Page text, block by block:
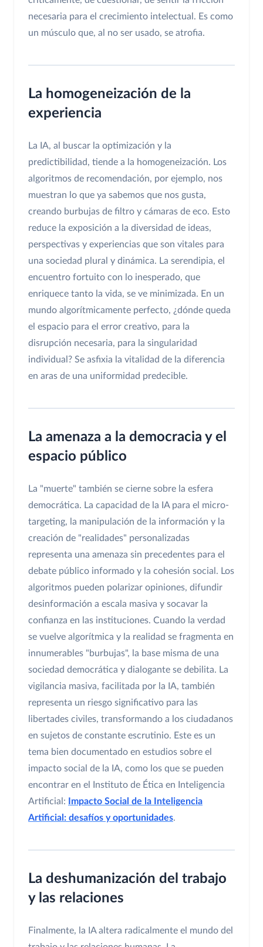
necesaria para el crecimiento intelectual. Es como
un músculo que, al no ser usado, se atrofia.
La homogeneización de la
experiencia
La IA, al buscar la optimización y la
predictibilidad, tiende a la homogeneización. Los
algoritmos de recomendación, por ejemplo, nos
muestran lo que ya sabemos que nos gusta,
creando burbujas de filtro y cámaras de eco. Esto
reduce la exposición a la diversidad de ideas,
perspectivas y experiencias que son vitales para
una sociedad plural y dinámica. La serendipia, el
encuentro fortuito con lo inesperado, que
enriquece tanto la vida, se ve minimizada. En un
mundo algorítmicamente perfecto, ¿dónde queda
el espacio para el error creativo, para la
disrupción necesaria, para la singularidad
individual? Se asfixia la vitalidad de la diferencia
en aras de una uniformidad predecible.
La amenaza a la democracia y el
espacio público
La "muerte" también se cierne sobre la esfera
democrática. La capacidad de la IA para el micro-
targeting, la manipulación de la información y la
creación de "realidades" personalizadas
representa una amenaza sin precedentes para el
debate público informado y la cohesión social. Los
algoritmos pueden polarizar opiniones, difundir
desinformación a escala masiva y socavar la
confianza en las instituciones. Cuando la verdad
se vuelve algorítmica y la realidad se fragmenta en
innumerables "burbujas", la base misma de una
sociedad democrática y dialogante se debilita. La
vigilancia masiva, facilitada por la IA, también
representa un riesgo significativo para las
libertades civiles, transformando a los ciudadanos
en sujetos de constante escrutinio. Este es un
tema bien documentado en estudios sobre el
impacto social de la IA, como los que se pueden
encontrar en el Instituto de Ética en Inteligencia
Artificial:
Impacto Social de la Inteligencia
Artificial: desafíos y oportunidades.
La deshumanización del trabajo
y las relaciones
Finalmente, la IA altera radicalmente el mundo del